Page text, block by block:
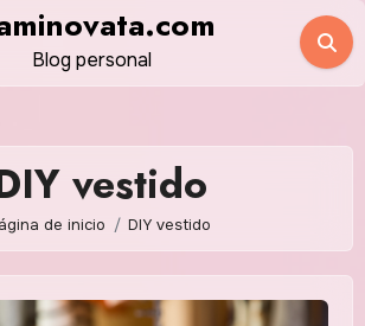
Blog personal
vestido
de inicio DIY vestido